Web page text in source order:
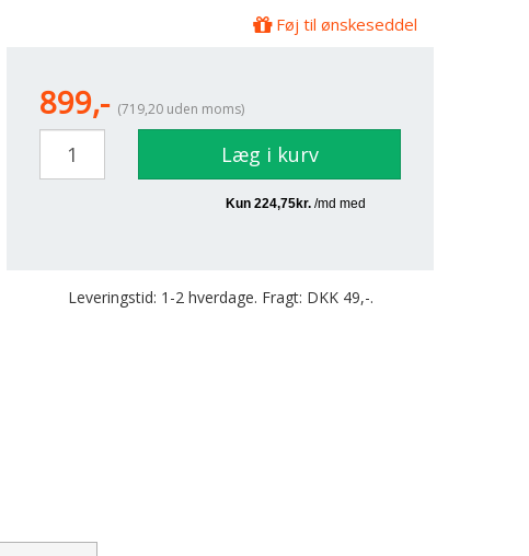
Føj til ønskeseddel
899,- (719,20 uden moms)
Læg i kurv
Leveringstid: 1-2 hverdage. Fragt: DKK 49,-.